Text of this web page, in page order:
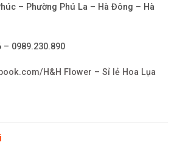
– Phường Phú La – Hà Đông – Hà
– 0989.230.890
H&H Flower – Sỉ lẻ Hoa Lụa